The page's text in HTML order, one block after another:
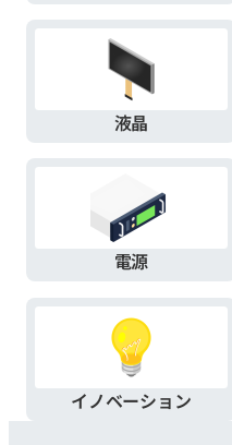
液晶
電源
イノベーション